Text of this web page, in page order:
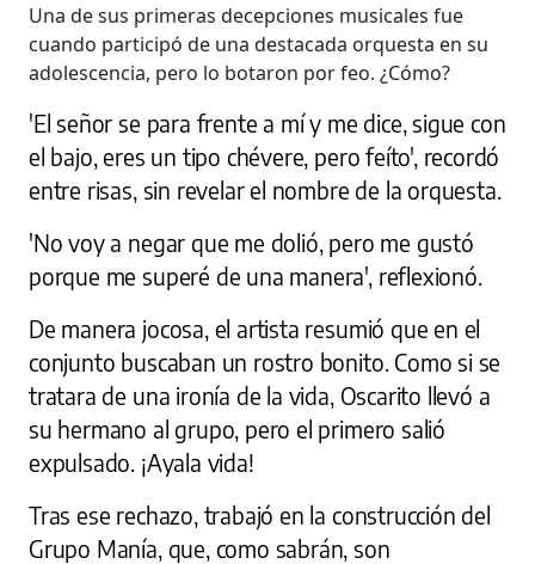
Una de sus primeras decepciones musicales fue
cuando participó de una destacada orquesta en su
adolescencia, pero lo botaron por feo. ¿Cómo?
'El señor se para frente a mí y me dice, sigue con
el bajo, eres un tipo chévere, pero feíto', recordó
entre risas, sin revelar el nombre de la orquesta.
'No voy a negar que me dolió, pero me gustó
porque me superé de una manera', reflexionó.
De manera jocosa, el artista resumió que en el
conjunto buscaban un rostro bonito. Como si se
tratara de una ironía de la vida, Oscarito llevó a
su hermano al grupo, pero el primero salió
expulsado. ¡Ayala vida!
Tras ese rechazo, trabajó en la construcción del
Grupo Manía, que, como sabrán, son